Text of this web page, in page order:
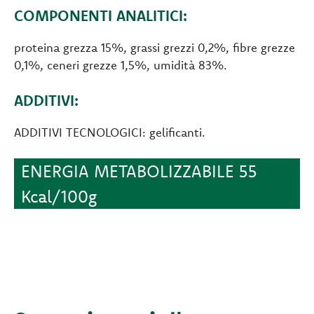
COMPONENTI ANALITICI:
proteina grezza 15%, grassi grezzi 0,2%, fibre grezze
0,1%, ceneri grezze 1,5%, umidità 83%.
ADDITIVI:
ADDITIVI TECNOLOGICI: gelificanti.
ENERGIA METABOLIZZABILE 55
Kcal/100g